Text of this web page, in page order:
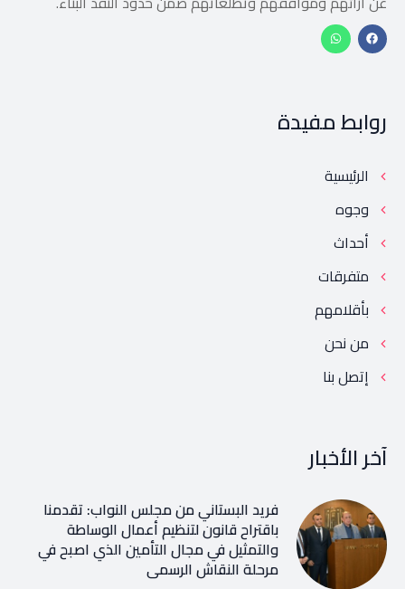
روابط مفيدة
الرئيسية
وجوه
أحداث
متفرقات
بأقلامهم
من نحن
إتصل بنا
آخر الأخبار
فريد البستاني من مجلس النواب: تقدمنا
باقتراح قانون لتنظيم أعمال الوساطة
والتمثيل في مجال التأمين الذي اصبح في
مرحلة النقاش الرسمي